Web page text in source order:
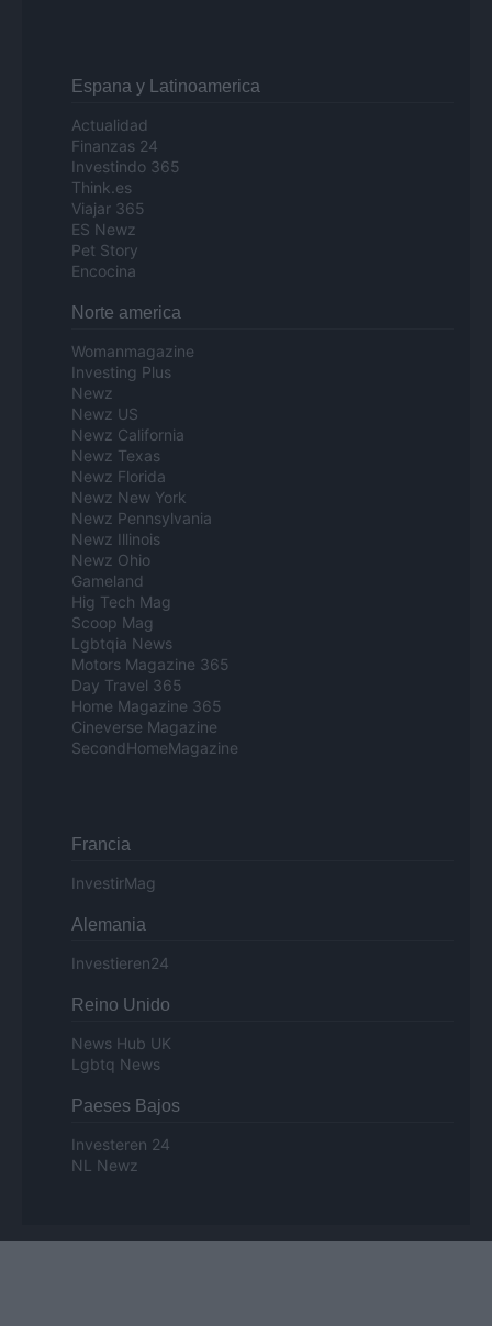
Espana y Latinoamerica
Actualidad
Finanzas 24
Investindo 365
Think.es
Viajar 365
ES Newz
Pet Story
Encocina
Norte america
Womanmagazine
Investing Plus
Newz
Newz US
Newz California
Newz Texas
Newz Florida
Newz New York
Newz Pennsylvania
Newz Illinois
Newz Ohio
Gameland
Hig Tech Mag
Scoop Mag
Lgbtqia News
Motors Magazine 365
Day Travel 365
Home Magazine 365
Cineverse Magazine
SecondHomeMagazine
Francia
InvestirMag
Alemania
Investieren24
Reino Unido
News Hub UK
Lgbtq News
Paeses Bajos
Investeren 24
NL Newz